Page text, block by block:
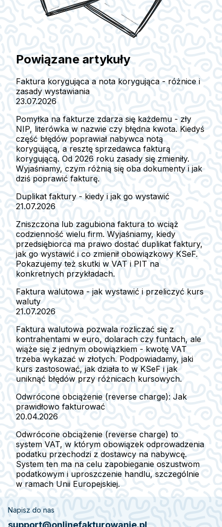
Powiązane artykuły
Faktura korygująca a nota korygująca - różnice i
zasady wystawiania
23.07.2026
Pomyłka na fakturze zdarza się każdemu - zły
NIP, literówka w nazwie czy błędna kwota. Kiedyś
część błędów poprawiał nabywca notą
korygującą, a resztę sprzedawca fakturą
korygującą. Od 2026 roku zasady się zmieniły.
Wyjaśniamy, czym różnią się oba dokumenty i jak
dziś poprawić fakturę.
Duplikat faktury - kiedy i jak go wystawić
21.07.2026
Zniszczona lub zagubiona faktura to wciąż
codzienność wielu firm. Wyjaśniamy, kiedy
przedsiębiorca ma prawo dostać duplikat faktury,
jak go wystawić i co zmienił obowiązkowy KSeF.
Pokazujemy też skutki w VAT i PIT na
konkretnych przykładach.
Faktura walutowa - jak wystawić i przeliczyć kurs
waluty
21.07.2026
Faktura walutowa pozwala rozliczać się z
kontrahentami w euro, dolarach czy funtach, ale
wiąże się z jednym obowiązkiem - kwotę VAT
trzeba wykazać w złotych. Podpowiadamy, jaki
kurs zastosować, jak działa to w KSeF i jak
uniknąć błędów przy różnicach kursowych.
Odwrócone obciążenie (reverse charge): Jak
prawidłowo fakturować
20.04.2026
Odwrócone obciążenie (reverse charge) to
system VAT, w którym obowiązek odprowadzenia
podatku przechodzi z dostawcy na nabywcę.
System ten ma na celu zapobieganie oszustwom
podatkowym i uproszczenie handlu, szczególnie
w ramach Unii Europejskiej.
Napisz do nas